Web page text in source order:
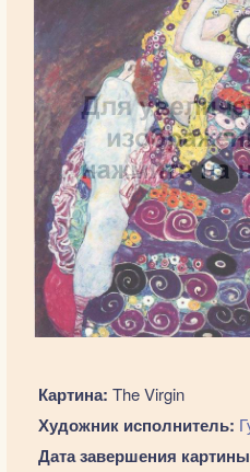
Картина: The Virgin
Художник исполнитель:
Дата завершения